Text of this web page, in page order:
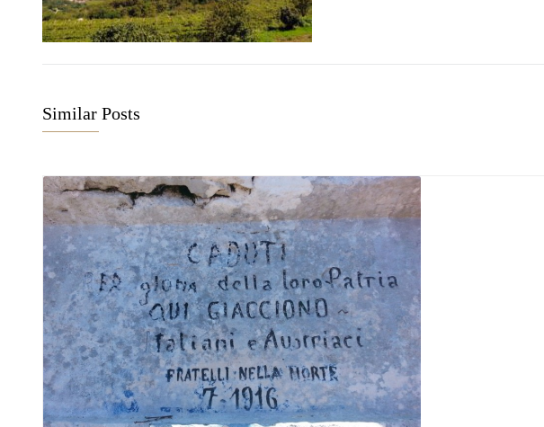
Similar Posts